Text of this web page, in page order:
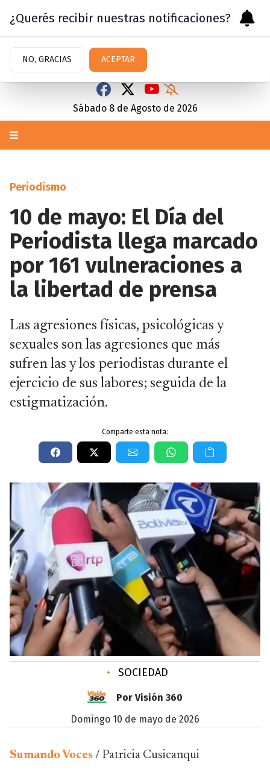
Sábado 8 de Agosto de 2026
Periodismo
10 de mayo: El Día del
Periodista llega marcado
por 161 vulneraciones a
la libertad de prensa
Las agresiones físicas, psicológicas y
sexuales son las agresiones que más
sufren las y los periodistas durante el
ejercicio de sus labores; seguida de la
estigmatización.
Comparte esta nota:
• SOCIEDAD
Por Visión 360
domingo 10 de mayo de 2026
Sumando Voces / Patricia Cusicanqui
¿Querés recibir nuestras notificaciones?
NO, GRACIAS ACEPTAR